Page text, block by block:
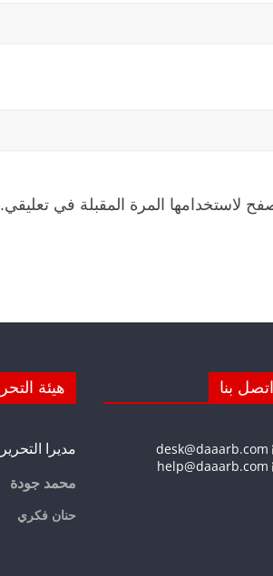
لاستخدامها المرة المقبلة في تعليقي.
اتصل بنا هيئة
مديرا التحرير
محمد جودة
حنان فكري